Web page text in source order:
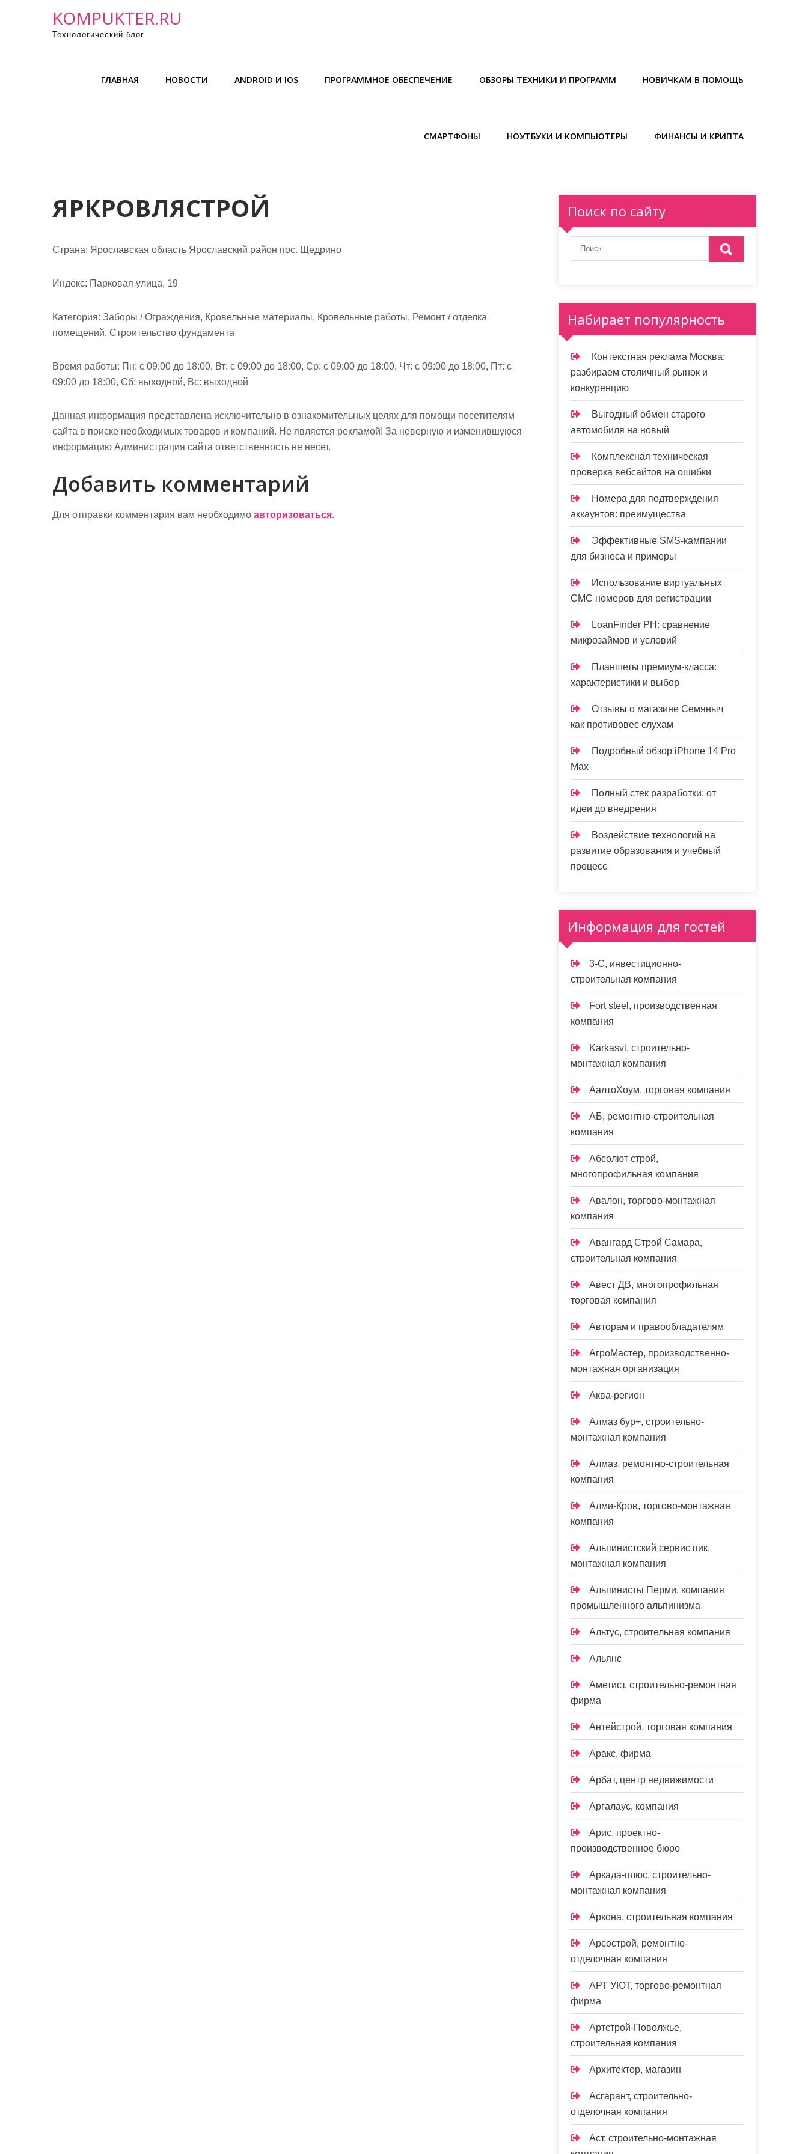
KOMPUKTER.RU
Технологический блог
ГЛАВНАЯ НОВОСТИ ANDROID И IOS ПРОГРАММНОЕ ОБЕСПЕЧЕНИЕ ОБЗОРЫ ТЕХНИКИ И ПРОГРАММ НОВИЧКАМ В ПОМОЩЬ
СМАРТФОНЫ НОУТБУКИ И КОМПЬЮТЕРЫ ФИНАНСЫ И КРИПТА
ЯРКРОВЛЯСТРОЙ
Страна: Ярославская область Ярославский район пос. Щедрино
Индекс: Парковая улица, 19
Категория: Заборы / Ограждения, Кровельные материалы, Кровельные работы, Ремонт / отделка
помещений, Строительство фундамента
Время работы: Пн: с 09:00 до 18:00, Вт: с 09:00 до 18:00, Ср: с 09:00 до 18:00, Чт: с 09:00 до 18:00, Пт: с
09:00 до 18:00, Сб: выходной, Вс: выходной
Данная информация представлена исключительно в ознакомительных целях для помощи посетителям
сайта в поиске необходимых товаров и компаний. Не является рекламой! За неверную и изменившуюся
информацию Администрация сайта ответственность не несет.
Добавить комментарий
Для отправки комментария вам необходимо авторизоваться.
Поиск по сайту
Набирает популярность
Контекстная реклама Москва:
разбираем столичный рынок и
конкуренцию
Выгодный обмен старого
автомобиля на новый
Комплексная техническая
проверка вебсайтов на ошибки
Номера для подтверждения
аккаунтов: преимущества
Эффективные SMS-кампании
для бизнеса и примеры
Использование виртуальных
СМС номеров для регистрации
LoanFinder PH: сравнение
микрозаймов и условий
Планшеты премиум-класса:
характеристики и выбор
Отзывы о магазине Семяныч
как противовес слухам
Подробный обзор iPhone 14 Pro
Max
Полный стек разработки: от
идеи до внедрения
Воздействие технологий на
развитие образования и учебный
процесс
Информация для гостей
3-С, инвестиционно-
строительная компания
Fort steel, производственная
компания
Karkasvl, строительно-
монтажная компания
АалтоХоум, торговая компания
АБ, ремонтно-строительная
компания
Абсолют строй,
многопрофильная компания
Авалон, торгово-монтажная
компания
Авангард Строй Самара,
строительная компания
Авест ДВ, многопрофильная
торговая компания
Авторам и правообладателям
АгроМастер, производственно-
монтажная организация
Аква-регион
Алмаз бур+, строительно-
монтажная компания
Алмаз, ремонтно-строительная
компания
Алми-Кров, торгово-монтажная
компания
Альпинистский сервис пик,
монтажная компания
Альпинисты Перми, компания
промышленного альпинизма
Альтус, строительная компания
Альянс
Аметист, строительно-ремонтная
фирма
Антейстрой, торговая компания
Аракс, фирма
Арбат, центр недвижимости
Аргалаус, компания
Арис, проектно-
производственное бюро
Аркада-плюс, строительно-
монтажная компания
Аркона, строительная компания
Арсострой, ремонтно-
отделочная компания
АРТ УЮТ, торгово-ремонтная
фирма
Артстрой-Поволжье,
строительная компания
Архитектор, магазин
Асгарант, строительно-
отделочная компания
Аст, строительно-монтажная